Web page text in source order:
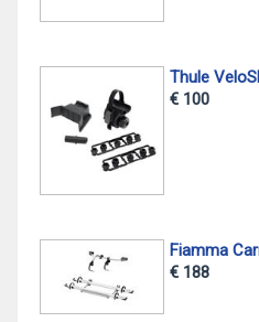
Thule
€ 100
Fiamma
€ 188